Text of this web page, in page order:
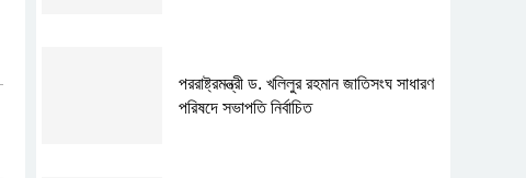
পররাষ্ট্রমন্ত্রী ড. খলিলুর রহমান জাতিসংঘ সাধারণ
পরিষদে সভাপতি নির্বাচিত